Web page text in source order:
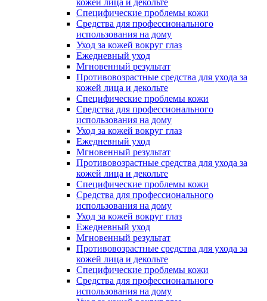
кожей лица и декольте
Специфические проблемы кожи
Средства для профессионального
использования на дому
Уход за кожей вокруг глаз
Ежедневный уход
Мгновенный результат
Противовозрастные средства для ухода за
кожей лица и декольте
Специфические проблемы кожи
Средства для профессионального
использования на дому
Уход за кожей вокруг глаз
Ежедневный уход
Мгновенный результат
Противовозрастные средства для ухода за
кожей лица и декольте
Специфические проблемы кожи
Средства для профессионального
использования на дому
Уход за кожей вокруг глаз
Ежедневный уход
Мгновенный результат
Противовозрастные средства для ухода за
кожей лица и декольте
Специфические проблемы кожи
Средства для профессионального
использования на дому